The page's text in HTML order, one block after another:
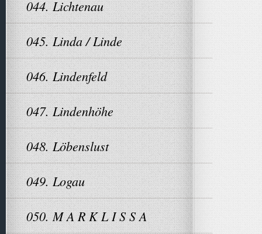
044. Lichtenau
045. Linda / Linde
046. Lindenfeld
047. Lindenhöhe
048. Löbenslust
049. Logau
050. M A R K L I S S A